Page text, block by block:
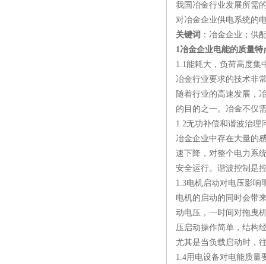
我国冶金行业发展所需
对冶金企业供电系统的
关键词 ：冶金企业；供
1冶金企业电能的质量特
1.1能耗大，负荷高度集
冶金行业要求的技术非
随着行业的高速发展，
的目的之一。冶金不仅
1.2无功补偿和谐波治理
冶金企业中存在大量的
速下降，对整个电力系
安全运行。谐波控制是
1.3电机启动对电压影响
电机的启动的同时会带
动电压，一时间对拖曳
压启动操作简单，结构
尤其是当负载启动时，
1.4用电设备对电能质量